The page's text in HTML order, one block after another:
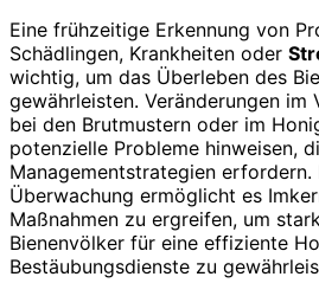
Eine frühzeitige Erkennung von
Schädlingen, Krankheiten oder
wichtig, um das Überleben des
gewährleisten. Veränderungen im
bei den Brutmustern oder im
potenzielle Probleme hinweisen,
Managementstrategien erfordern.
Überwachung ermöglicht es
Maßnahmen zu ergreifen, um
Bienenvölker für eine effiziente
Bestäubungsdienste zu